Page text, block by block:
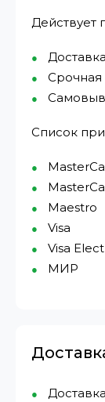
Действует
Срочная
Список
Maestro
Visa
Visa
МИР⁠